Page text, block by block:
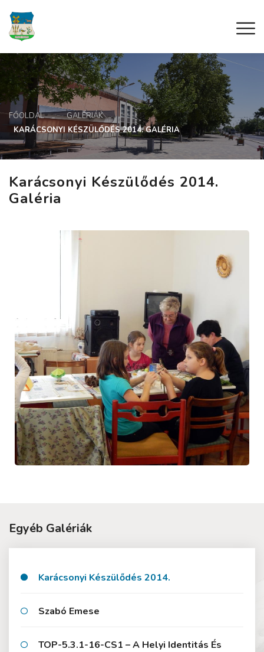
FŐOLDAL
GALÉRIÁK
KARÁCSONYI KÉSZÜLŐDÉS 2014. GALÉRIA
Karácsonyi Készülődés 2014.
Galéria
Egyéb Galériák
Karácsonyi Készülődés 2014.
Szabó Emese
TOP-5.3.1-16-CS1 – A Helyi Identitás És